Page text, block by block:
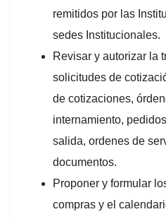
remitidos por las
sedes Institucionales.
Revisar y autorizar la
solicitudes de
de cotizaciones,
internamiento,
salida, ordenes de
documentos.
Proponer y formular
compras y el